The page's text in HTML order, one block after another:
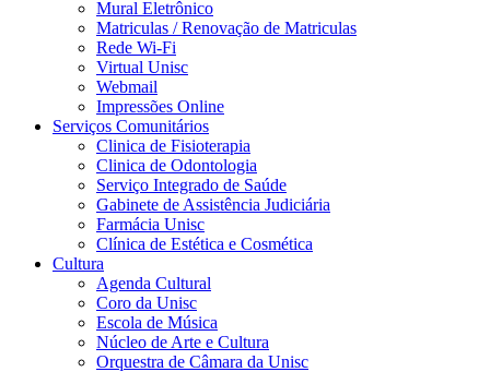
Mural Eletrônico
Matriculas / Renovação de Matriculas
Rede Wi-Fi
Virtual Unisc
Webmail
Impressões Online
Serviços Comunitários
Clinica de Fisioterapia
Clinica de Odontologia
Serviço Integrado de Saúde
Gabinete de Assistência Judiciária
Farmácia Unisc
Clínica de Estética e Cosmética
Cultura
Agenda Cultural
Coro da Unisc
Escola de Música
Núcleo de Arte e Cultura
Orquestra de Câmara da Unisc